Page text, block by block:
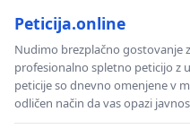
Peticija.online
Nudimo brezplačno gostovanje
profesionalno spletno peticijo z
peticije so dnevno omenjene v
odličen način da vas opazi